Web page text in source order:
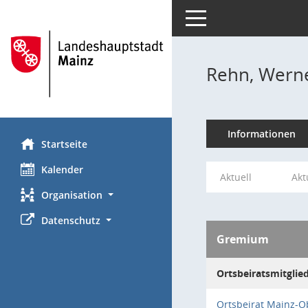
Startseite
Kalender
Organisation
Datenschutz
Toggle navigation
Rehn,
Informationen
Aktuell
Gremium
Ortsbeirat Mainz-